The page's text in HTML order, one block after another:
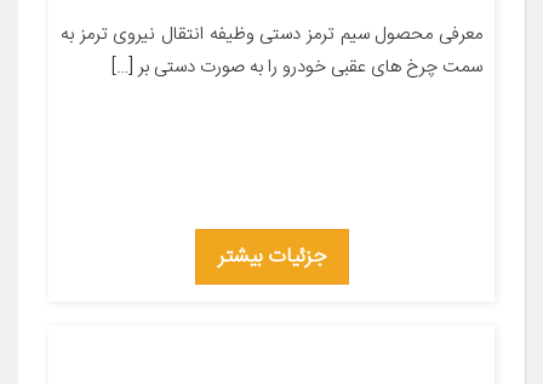
معرفی محصول سیم ترمز دستی وظیفه انتقال نیروی ترمز به
سمت چرخ های عقبی خودرو را به صورت دستی بر […]
جزئیات بیشتر